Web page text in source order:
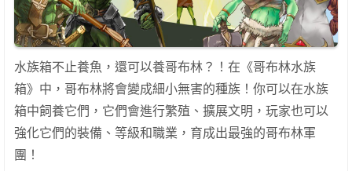
水族箱不止養魚，還可以養哥布林？！在《哥布林水族
箱》中，哥布林將會變成細小無害的種族！你可以在水族
箱中飼養它們，它們會進行繁殖、擴展文明，玩家也可以
強化它們的裝備、等級和職業，育成出最強的哥布林軍
團！